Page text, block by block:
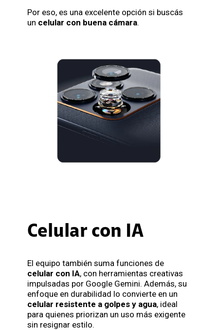
Por eso, es una excelente opción si buscás
un celular con buena cámara.
Celular con IA
El equipo también suma funciones de
celular con IA, con herramientas creativas
impulsadas por Google Gemini. Además, su
enfoque en durabilidad lo convierte en un
celular resistente a golpes y agua, ideal
para quienes priorizan un uso más exigente
sin resignar estilo.